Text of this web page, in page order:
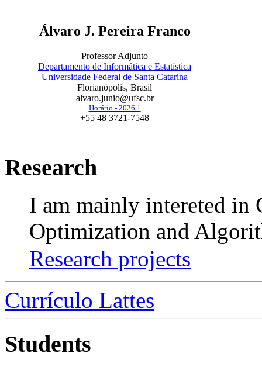
Álvaro J. Pereira Franco
Professor Adjunto
Departamento de Informática e Estatística
Universidade Federal de Santa Catarina
Florianópolis, Brasil
alvaro.junio@ufsc.br
Horário - 2026.1
+55 48 3721-7548
Research
I am mainly intereted in
Optimization and
Research projects
Currículo Lattes
Students